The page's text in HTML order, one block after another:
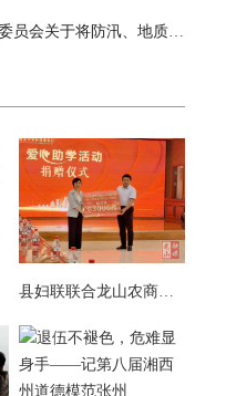
龙山县应急和安全生产委员会关于将防汛、地质灾害、自然灾害救助应急响应提升为三级的通知
县妇联联合龙山农商银行开展爱心助学活动